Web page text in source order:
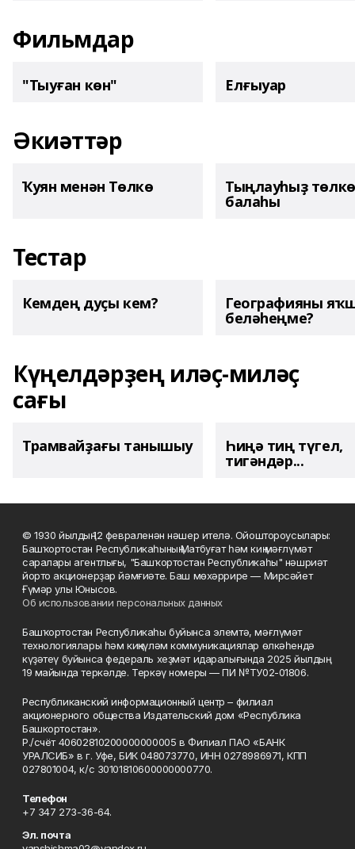
Фильмдар
"Тыуған көн" Елғыуар
Әкиәттәр
Ҡуян менән Төлкө Тыңлауһыҙ төлкө
балаһы
Тестар
Кемдең дуҫы кем? Географияны
беләһеңме?
Күңелдәрҙең иләҫ-миләҫ
сағы
Трамвайҙағы танышыу Һиңә тиң түгел,
тигәндәр...
© 1930 йылдың 12 февраленән нәшер ителә. Ойоштороусылары:
Башҡортостан Республикаһының Матбуғат һәм киң мәғлүмәт
саралары агентлығы, "Башҡортостан Республикаһы" нәшриәт
йорто акционерҙар йәмғиәте. Баш мөхәррире — Мирсәйет
Ғүмәр улы Юнысов.
Об использовании персональных данных
Башҡортостан Республикаһы буйынса элемтә, мәғлүмәт
технологиялары һәм киңкүләм коммуникациялар өлкәһендә
күҙәтеү буйынса федераль хеҙмәт идаралығында 2025 йылдың
19 майында теркәлде. Теркәү номеры — ПИ №ТУ02-01806.
Республиканский информационный центр – филиал
акционерного общества Издательский дом «Республика
Башкортостан».
Р./счёт 40602810200000000005 в Филиал ПАО «БАНК
УРАЛСИБ» в г. Уфе, БИК 048073770, ИНН 0278986971, КПП
027801004, к/с 30101810600000000770.
Телефон
+7 347 273-36-64.
Эл. почта